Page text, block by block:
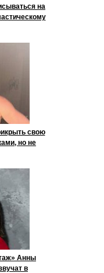
на
свою
но не
Анны
в